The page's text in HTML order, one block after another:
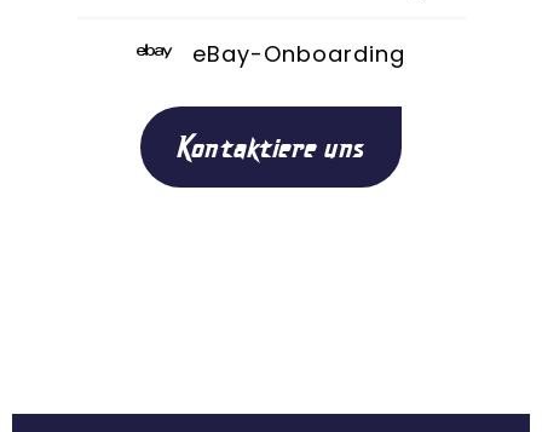
eBay-Onboarding
Kontaktiere uns